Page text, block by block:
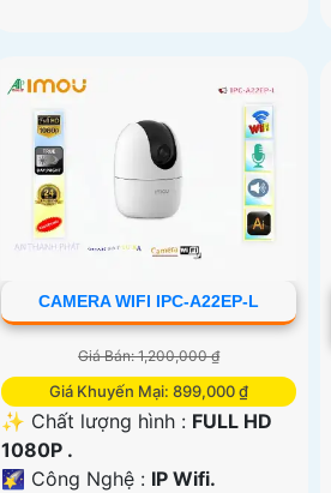
CAMERA WIFI IPC-A22EP-L
Giá Bán: 1,200,000 ₫
Giá Khuyến Mại: 899,000 ₫
✨ Chất lượng hình : FULL HD
1080P .
🌠 Công Nghệ : IP Wifi.